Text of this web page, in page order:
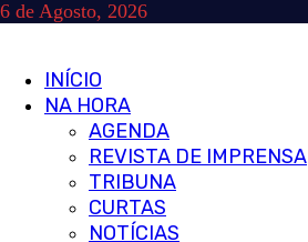
Skip
6 de Agosto, 2026
Primary
Menu
INÍCIO
NA HORA
AGENDA
REVISTA DE IMPRENSA
TRIBUNA
CURTAS
NOTÍCIAS